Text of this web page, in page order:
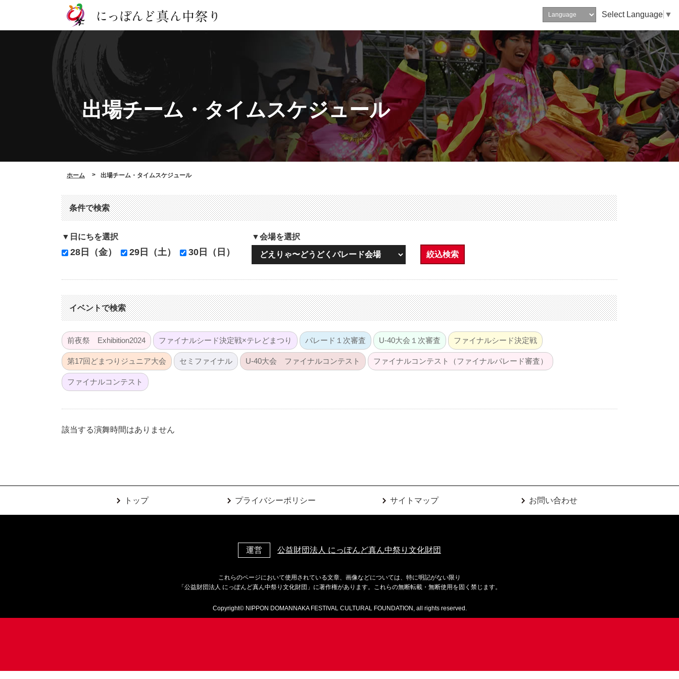
Select Language ▼
出場チーム・ タイムスケジュール
ホーム 出場チーム・タイムスケジュール
条件で検索
▼日にちを選択
28日（金） 29日（土） 30日（日）
▼会場を選択
絞込検索
イベントで検索
前夜祭 Exhibition2024 ファイナルシード決定戦×テレどまつり パレード１次審査 U-40大会１次審査 ファイナルシード決定戦
第17回どまつりジュニア大会 セミファイナル U-40大会 ファイナルコンテスト ファイナルコンテスト（ファイナルパレード審査）
ファイナルコンテスト
該当する演舞時間はありません
トップ プライバシーポリシー サイトマップ お問い合わせ
運営 公益財団法人 にっぽんど真ん中祭り文化財団
これらのページにおいて使用されている文章、画像などについては、特に明記がない限り
「公益財団法人 にっぽんど真ん中祭り文化財団」に著作権があります。これらの無断転載・無断使用を固く禁じます。
Copyright© NIPPON DOMANNAKA FESTIVAL CULTURAL FOUNDATION, all rights reserved.